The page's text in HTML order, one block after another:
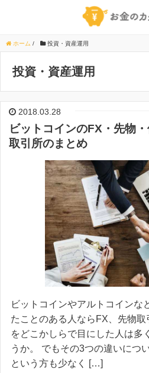
ホーム / 投資・資産運用
投資・資産運用
2018.03.28
ビットコインのFX・先物
取引所のまとめ
ビットコインやアルトコインな
たことのある人ならFX、先物
をどこかしらで目にした人は多
うか。 でもその3つの違いにつ
という方も少なく […]